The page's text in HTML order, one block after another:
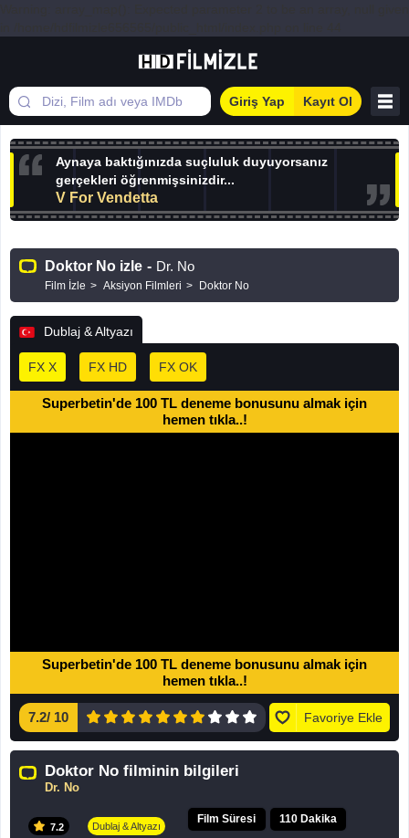
Giriş Yap Kayıt Ol
Aynaya baktığınızda suçluluk duyuyorsanız
gerçekleri öğrenmişsinizdir...
V For Vendetta
Doktor No izle - Dr. No
Film İzle Aksiyon Filmleri Doktor No
Dublaj & Altyazı
FX X FX HD FX OK
Superbetin'de 100 TL deneme bonusunu almak için
hemen tıkla..!
Superbetin'de 100 TL deneme bonusunu almak için
hemen tıkla..!
7.2/ 10 Favoriye Ekle
Doktor No filminin bilgileri
Dr. No
7.2 Dublaj & Altyazı
Film Süresi 110 Dakika